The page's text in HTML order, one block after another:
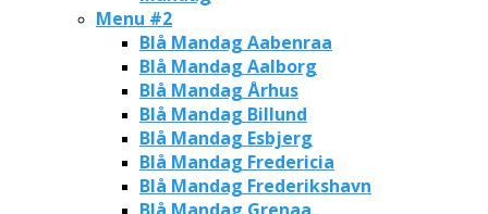
Menu #2
Blå Mandag Aabenraa
Blå Mandag Aalborg
Blå Mandag Århus
Blå Mandag Billund
Blå Mandag Esbjerg
Blå Mandag Fredericia
Blå Mandag Frederikshavn